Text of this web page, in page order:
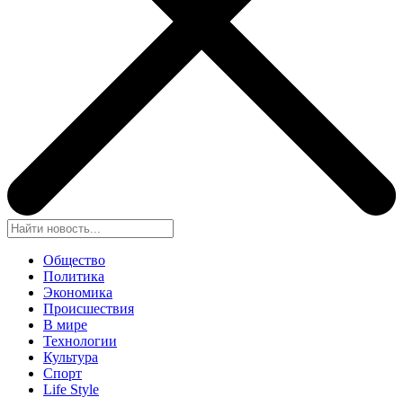
Общество
Политика
Экономика
Происшествия
В мире
Технологии
Культура
Спорт
Life Style